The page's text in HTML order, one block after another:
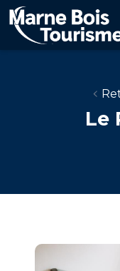
Aller
au
contenu
principal
Le